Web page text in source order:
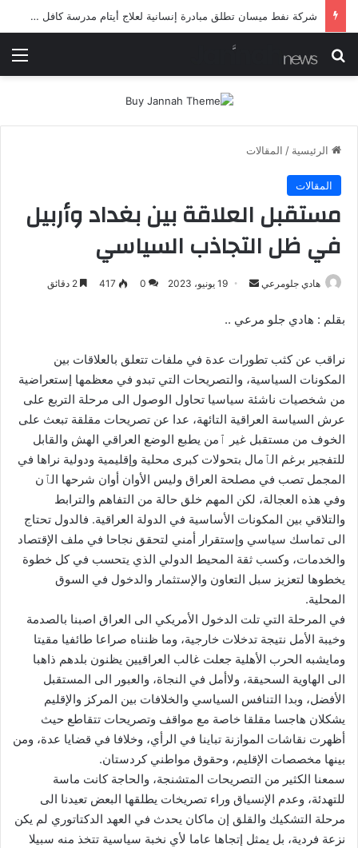
شرطة ميسان تلقي القبض على مطلقي العيارات النارية أثناء تشييع جنائزي في العمارة
بحث عن
الرئيسية / المقالات
المقالات
مستقبل العلاقة بين بغداد وأربيل
في ظل التجاذب السياسي
هادي جلومرعي
أرسل
إلكترونيا
19 يونيو، 2023 0
417
بقلم : هادي جلو مرعي ..
نراقب عن كثب تطورات عدة في ملفات تتعلق بالعلاقات بين
المكونات السياسية، والتصريحات التي تبدو في معظمها إستعراضية
من شخصيات ناشئة سياسيا تحاول الوصول الى مرحلة التربع على
عرش السياسة العراقية التائهة، عدا عن تصريحات مقلقة تبعث على
الخوف من مستقبل غير ٱمن يطبع الوضع العراقي الهش والقابل
للتفجير برغم الٱمال بتحولات كبرى محلية وإقليمية ودولية نراها في
المجمل تصب في مصلحة العراق وليس الأوان أوان شرحها الٱن
وفي هذه العجالة، لكن المهم خلق حالة من التفاهم والترابط
والتلاقي بين المكونات الأساسية في الدولة العراقية. فالدول تحتاج
الى تماسك سياسي وإستقرار أمني لتحقق نجاحا في ملف الإقتصاد
والخدمات، وكسب ثقة المحيط الدولي الذي يتحسب في كل خطوة
يخطوها لتعزيز سبل التعاون والإستثمار والدخول في السوق
المحلية.
‏في المرحلة التي تلت الدخول الأمريكي الى العراق اصبنا بالصدمة
وخيبة الأمل نتيجة تدخلات خارجية، وما ظنناه صراعا طائفيا مقيتا
ومايشبه الحرب الأهلية جعلت غالب العراقيين يظنون بلدهم ذاهبا
الى الهاوية السحيقة، ولاأمل في النجاة، والعبور الى المستقبل
الأفضل، وبدا التنافس السياسي والخلافات بين المركز والإقليم
يشكلان هاجسا مقلقا خاصة مع مواقف وتصريحات تتقاطع حيث
أظهرت نقاشات الموازنة تباينا في الرأي، وخلافا في قضايا عدة، ومن
بينها مخصصات الإقليم، وحقوق مواطني كردستان.
‏سمعنا الكثير من التصريحات المتشنجة، والحاجة كانت ماسة
للتهدئة، وعدم الإنسياق وراء تصريخات يطلقها البعض تعيدنا الى
مرحلة التشكيك والقلق إن ماكان يحدث في العهد الدكتاتوري لم يكن
نزعة فردية، بل يمثل إتجاها عاما لأي نخبة سياسية تتخذ منه سبيلا